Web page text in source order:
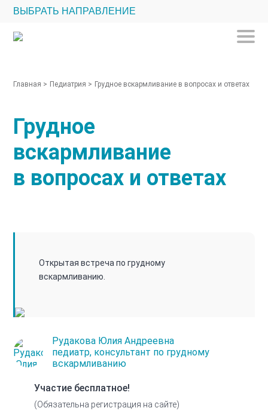
ВЫБРАТЬ НАПРАВЛЕНИЕ
Главная > Педиатрия > Грудное вскармливание в вопросах и ответах
Грудное
вскармливание
в вопросах и ответах
Открытая встреча по грудному
вскармливанию.
Рудакова Юлия Андреевна
педиатр, консультант по грудному
вскармливанию
Участие бесплатное!
(Обязательна регистрация на сайте)